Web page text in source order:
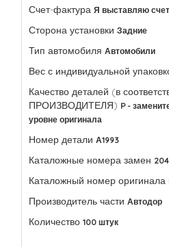
Счет-фактура Я выставляю
Сторона установки Задние
Тип автомобиля Автомобили
Вес с индивидуальной
Качество деталей (в
ПРОИЗВОДИТЕЛЯ) P -
уровне оригинала
Номер детали А1993
Каталожные номера замен
Каталожный номер оригинала
Производитель части Автодор
Количество 100 штук